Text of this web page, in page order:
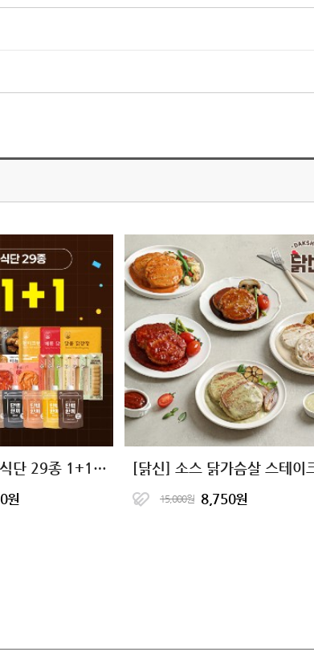
맛있는 단백질 식단 29종 1+1+1 골라담기
원 15,000원 8,750원